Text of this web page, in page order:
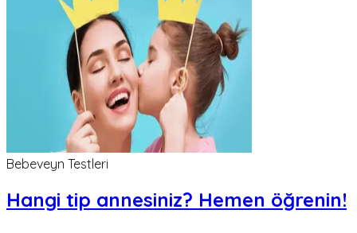
Bebeveyn Testleri
Hangi tip annesiniz? Hemen öğrenin!